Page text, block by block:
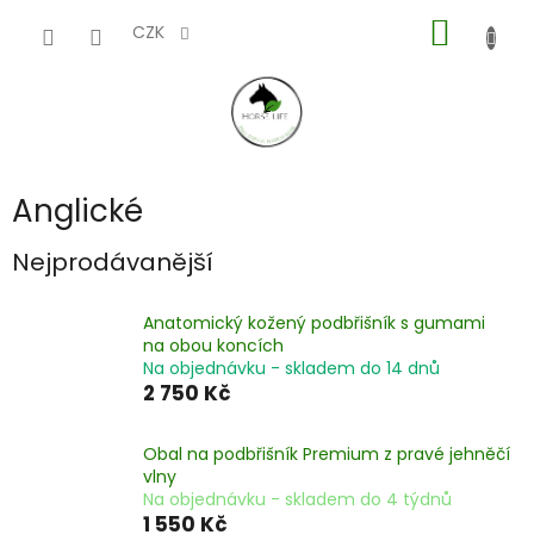
CZK
KOŠÍK
Anglické
Nejprodávanější
Anatomický kožený podbřišník s gumami
na obou koncích
Na objednávku - skladem do 14 dnů
2 750 Kč
Obal na podbřišník Premium z pravé jehněčí
vlny
Na objednávku - skladem do 4 týdnů
1 550 Kč